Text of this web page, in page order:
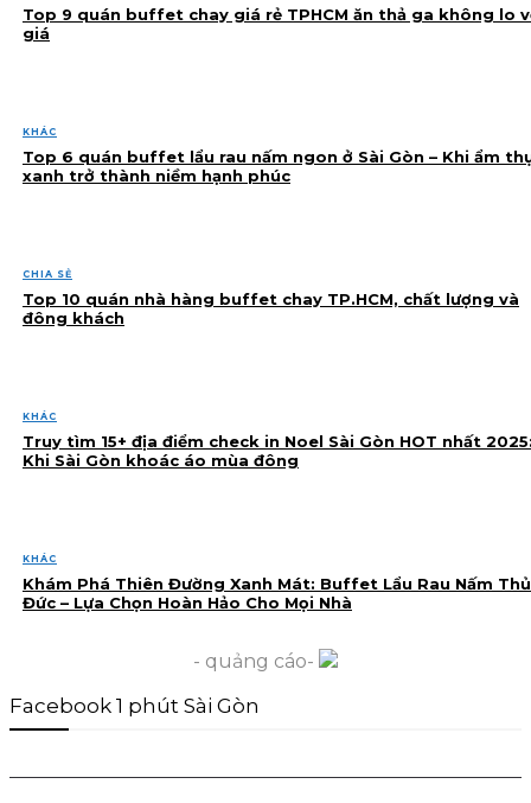
Top 9 quán buffet chay giá rẻ TPHCM ăn thả ga không lo
giá
KHÁC
Top 6 quán buffet lẩu rau nấm ngon ở Sài Gòn – Khi ẩm
xanh trở thành niềm hạnh phúc
CHIA SẺ
Top 10 quán nhà hàng buffet chay TP.HCM, chất lượng và
đông khách
KHÁC
Truy tìm 15+ địa điểm check in Noel Sài Gòn HOT nhất
Khi Sài Gòn khoác áo mùa đông
KHÁC
Khám Phá Thiên Đường Xanh Mát: Buffet Lẩu Rau Nấm Thủ
Đức – Lựa Chọn Hoàn Hảo Cho Mọi Nhà
- quảng cáo-
Facebook 1 phút Sài Gòn